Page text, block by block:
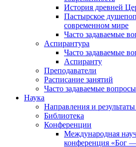
История древней
Пастырское
современном мире
Часто задаваемые
Аспирантура
Часто задаваемые
Аспиранту
Преподаватели
Расписание занятий
Часто задаваемые вопросы
Наука
Направления и
Библиотека
Конференции
Международная
конференция «Бог